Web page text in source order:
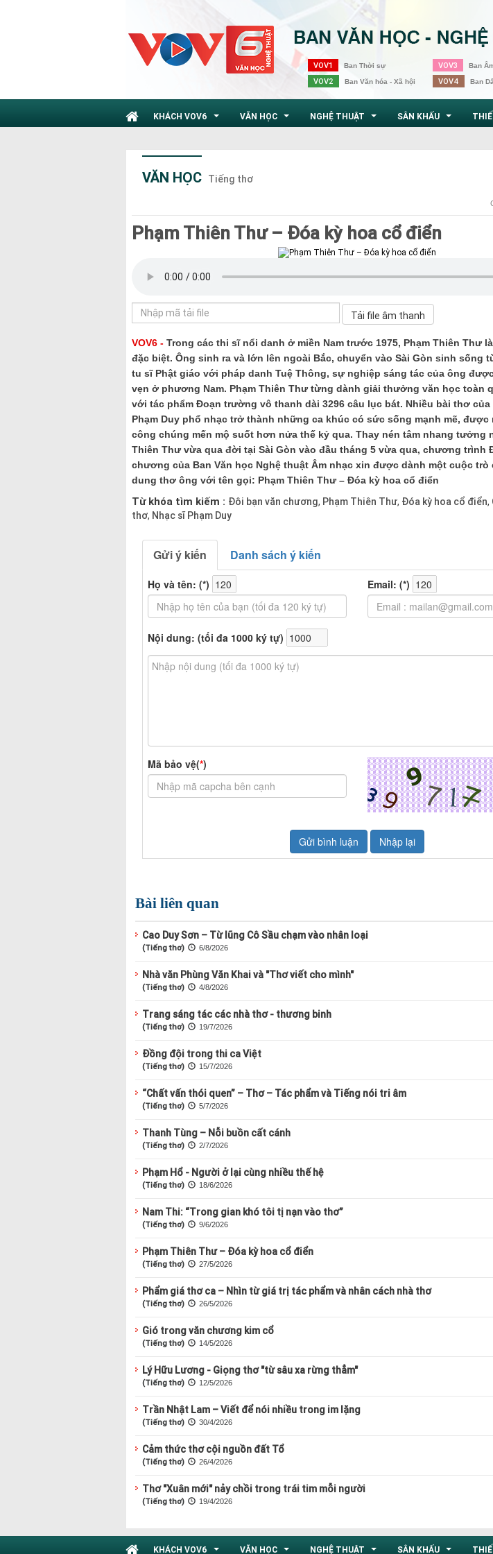
VOV1 Ban Thời sự
VOV2 Ban Văn hóa - Xã hội
VOV3 Ban
VOV4 Ban
KHÁCH VOV6 VĂN HỌC NGHỆ THUẬT SÂN KHẤU
VĂN HỌC Tiếng thơ
Phạm Thiên Thư – Đóa kỳ hoa cổ điển
VOV6 - Trong các thi sĩ nổi danh ở miền Nam trước 1975, Phạm Thiên Thư
đặc biệt. Ông sinh ra và lớn lên ngoài Bắc, chuyển vào Sài Gòn sinh sống
tu sĩ Phật giáo với pháp danh Tuệ Thông, sự nghiệp sáng tác của ông
vẹn ở phương Nam. Phạm Thiên Thư từng dành giải thưởng văn học toàn
với tác phẩm Đoạn trường vô thanh dài 3296 câu lục bát. Nhiều bài thơ
Phạm Duy phổ nhạc trở thành những ca khúc có sức sống mạnh mẽ, được
công chúng mến mộ suốt hơn nửa thế kỷ qua. Thay nén tâm nhang tưởng
Thiên Thư vừa qua đời tại Sài Gòn vào đầu tháng 5 vừa qua, chương trình
chương của Ban Văn học Nghệ thuật Âm nhạc xin được dành một cuộc trò
dung thơ ông với tên gọi: Phạm Thiên Thư – Đóa kỳ hoa cổ điển
Từ khóa tìm kiếm : Đôi bạn văn chương, Phạm Thiên Thư, Đóa kỳ hoa cổ điển,
thơ, Nhạc sĩ Phạm Duy
Bài liên quan
Cao Duy Sơn – Từ lũng Cô Sầu chạm vào nhân loại
(Tiếng thơ) 6/8/2026
Nhà văn Phùng Văn Khai và "Thơ viết cho mình"
(Tiếng thơ) 4/8/2026
Trang sáng tác các nhà thơ - thương binh
(Tiếng thơ) 19/7/2026
Đồng đội trong thi ca Việt
(Tiếng thơ) 15/7/2026
“Chất vấn thói quen” – Thơ – Tác phẩm và Tiếng nói tri âm
(Tiếng thơ) 5/7/2026
Thanh Tùng – Nỗi buồn cất cánh
(Tiếng thơ) 2/7/2026
Phạm Hổ - Người ở lại cùng nhiều thế hệ
(Tiếng thơ) 18/6/2026
Nam Thi: “Trong gian khó tôi tị nạn vào thơ”
(Tiếng thơ) 9/6/2026
Phạm Thiên Thư – Đóa kỳ hoa cổ điển
(Tiếng thơ) 27/5/2026
Phẩm giá thơ ca – Nhìn từ giá trị tác phẩm và nhân cách nhà thơ
(Tiếng thơ) 26/5/2026
Gió trong văn chương kim cổ
(Tiếng thơ) 14/5/2026
Lý Hữu Lương - Giọng thơ "từ sâu xa rừng thẳm"
(Tiếng thơ) 12/5/2026
Trần Nhật Lam – Viết để nói nhiều trong im lặng
(Tiếng thơ) 30/4/2026
Cảm thức thơ cội nguồn đất Tổ
(Tiếng thơ) 26/4/2026
Thơ "Xuân mới" nảy chồi trong trái tim mỗi người
(Tiếng thơ) 19/4/2026
KHÁCH VOV6 VĂN HỌC NGHỆ THUẬT SÂN KHẤU